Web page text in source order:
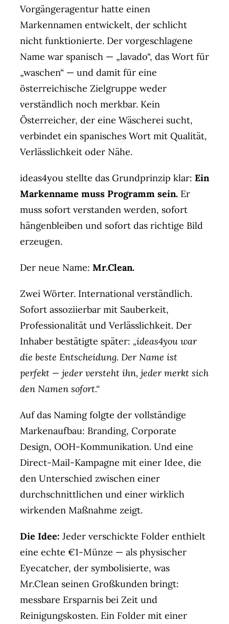
Vorgängeragentur hatte einen
Markennamen entwickelt, der schlicht
nicht funktionierte. Der vorgeschlagene
Name war spanisch — „lavado“, das Wort für
„waschen“ — und damit für eine
österreichische Zielgruppe weder
verständlich noch merkbar. Kein
Österreicher, der eine Wäscherei sucht,
verbindet ein spanisches Wort mit Qualität,
Verlässlichkeit oder Nähe.
ideas4you stellte das Grundprinzip klar: Ein
Markenname muss Programm sein.Er
muss sofort verstanden werden, sofort
hängenbleiben und sofort das richtige Bild
erzeugen.
Der neue Name: Mr.Clean.
Zwei Wörter. International verständlich.
Sofort assoziierbar mit Sauberkeit,
Professionalität und Verlässlichkeit. Der
Inhaber bestätigte später: „ideas4you war
die beste Entscheidung. Der Name ist
perfekt — jeder versteht ihn, jeder merkt sich
den Namen sofort.“
Auf das Naming folgte der vollständige
Markenaufbau: Branding, Corporate
Design, OOH-Kommunikation. Und eine
Direct-Mail-Kampagne mit einer Idee, die
den Unterschied zwischen einer
durchschnittlichen und einer wirklich
wirkenden Maßnahme zeigt.
Die Idee: Jeder verschickte Folder enthielt
eine echte €1-Münze — als physischer
Eyecatcher, der symbolisierte, was
Mr.Clean seinen Großkunden bringt:
messbare Ersparnis bei Zeit und
Reinigungskosten. Ein Folder mit einer